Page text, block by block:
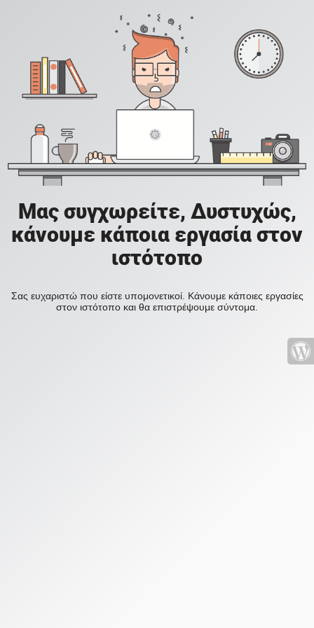
Μας συγχωρείτε, Δυστυχώς,
κάνουμε κάποια εργασία στον
ιστότοπο
Σας ευχαριστώ που είστε υπομονετικοί. Κάνουμε κάποιες εργασίες
στον ιστότοπο και θα επιστρέψουμε σύντομα.